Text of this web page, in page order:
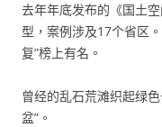
去年年底发布的《国土
型，案例涉及17个省区
复”榜上有名。
曾经的乱石荒滩织起绿
盆”。